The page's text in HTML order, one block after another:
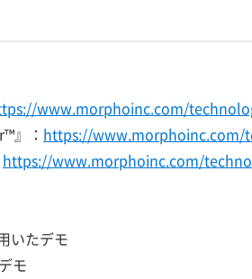
www.morphoinc.com/
』： https://www.morphoinc.com/
https://www.morphoinc.com/
いたデモ
モ